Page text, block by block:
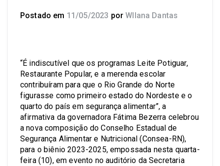
Postado em 11/05/2023 por Wllana Dantas
“É indiscutível que os programas Leite Potiguar,
Restaurante Popular, e a merenda escolar
contribuíram para que o Rio Grande do Norte
figurasse como primeiro estado do Nordeste e o
quarto do país em segurança alimentar”, a
afirmativa da governadora Fátima Bezerra celebrou
a nova composição do Conselho Estadual de
Segurança Alimentar e Nutricional (Consea-RN),
para o biênio 2023-2025, empossada nesta quarta-
feira (10), em evento no auditório da Secretaria